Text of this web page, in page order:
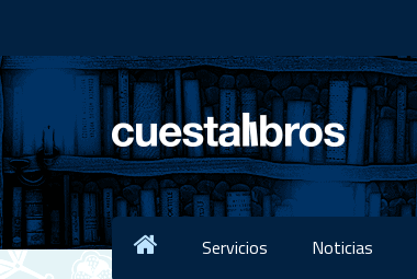
Servicios Noticias